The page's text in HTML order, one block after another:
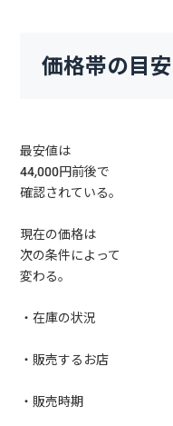
価格帯の目安
最安値は
44,000円前後で
確認されている。
現在の価格は
次の条件によって
変わる。
・在庫の状況
・販売するお店
・販売時期